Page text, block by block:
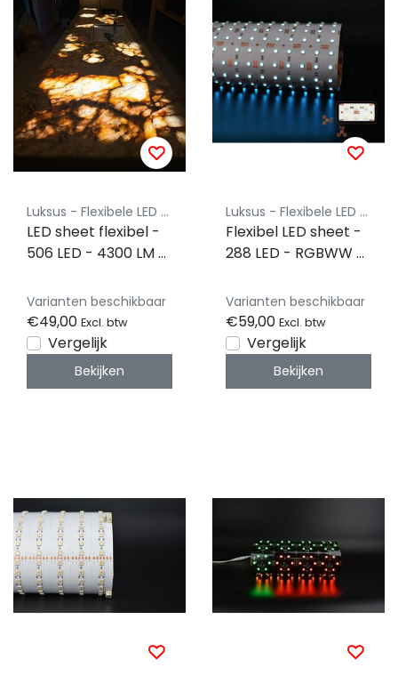
Luksus - Flexibele LED vellen
LED sheet flexibel -
506 LED - 4300 LM -
wit - 2700 kelvin -
Dimbaar - 24 volt
IP20 - 25 x 100cm -
Koppelbare LED
Varianten beschikbaar
€49,00 Excl. btw
Vergelijk
Bekijken
Luksus - Flexibele LED vellen
Flexibel LED sheet -
288 LED - RGBWW -
IP20 - 49cm x 24,5
cm- Koppelbaar
LED Sheet
Varianten beschikbaar
€59,00 Excl. btw
Vergelijk
Bekijken